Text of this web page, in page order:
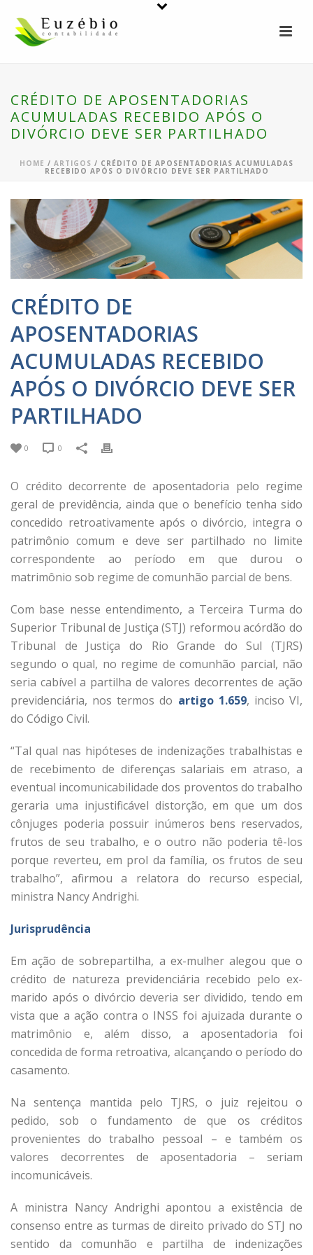
CRÉDITO DE APOSENTADORIAS
ACUMULADAS RECEBIDO APÓS O
DIVÓRCIO DEVE SER PARTILHADO
HOME / ARTIGOS / CRÉDITO DE APOSENTADORIAS ACUMULADAS
RECEBIDO APÓS O DIVÓRCIO DEVE SER PARTILHADO
CRÉDITO DE
APOSENTADORIAS
ACUMULADAS RECEBIDO
APÓS O DIVÓRCIO DEVE SER
PARTILHADO
0 0
O crédito decorrente de aposentadoria pelo regime
geral de previdência, ainda que o benefício tenha sido
concedido retroativamente após o divórcio, integra o
patrimônio comum e deve ser partilhado no limite
correspondente ao período em que durou o
matrimônio sob regime de comunhão parcial de bens.
Com base nesse entendimento, a Terceira Turma do
Superior Tribunal de Justiça (STJ) reformou acórdão do
Tribunal de Justiça do Rio Grande do Sul (TJRS)
segundo o qual, no regime de comunhão parcial, não
seria cabível a partilha de valores decorrentes de ação
previdenciária, nos termos do artigo 1.659, inciso VI,
do Código Civil.
“Tal qual nas hipóteses de indenizações trabalhistas e
de recebimento de diferenças salariais em atraso, a
eventual incomunicabilidade dos proventos do trabalho
geraria uma injustificável distorção, em que um dos
cônjuges poderia possuir inúmeros bens reservados,
frutos de seu trabalho, e o outro não poderia tê-los
porque reverteu, em prol da família, os frutos de seu
trabalho”, afirmou a relatora do recurso especial,
ministra Nancy Andrighi.
Jurisprud​ência
Em ação de sobrepartilha, a ex-mulher alegou que o
crédito de natureza previdenciária recebido pelo ex-
marido após o divórcio deveria ser dividido, tendo em
vista que a ação contra o INSS foi ajuizada durante o
matrimônio e, além disso, a aposentadoria foi
concedida de forma retroativa, alcançando o período do
casamento.
Na sentença mantida pelo TJRS, o juiz rejeitou o
pedido, sob o fundamento de que os créditos
provenientes do trabalho pessoal – e também os
valores decorrentes de aposentadoria – seriam
incomunicáveis.
A ministra Nancy Andrighi apontou a existência de
consenso entre as turmas de direito privado do STJ no
sentido da comunhão e partilha de indenizações